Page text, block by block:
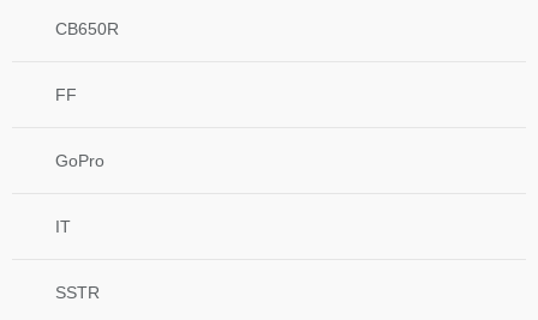
CB650R
FF
GoPro
IT
SSTR